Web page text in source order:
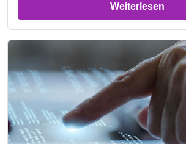
Weiterlesen